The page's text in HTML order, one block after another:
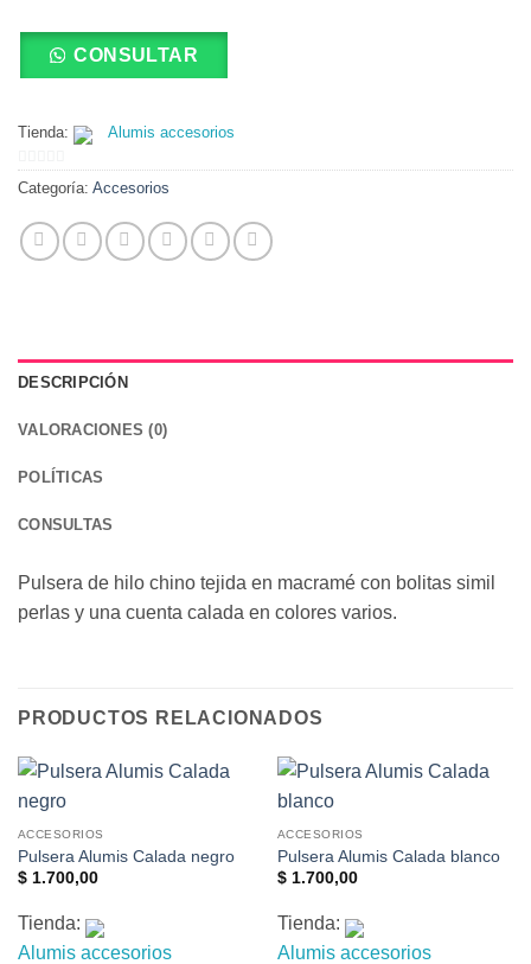
CONSULTAR
Tienda: Alumis accesorios
0
5
Categoría: Accesorios
DESCRIPCIÓN
VALORACIONES (0)
POLÍTICAS
CONSULTAS
Pulsera de hilo chino tejida en macramé con bolitas simil
perlas y una cuenta calada en colores varios.
PRODUCTOS RELACIONADOS
ACCESORIOS
Pulsera Alumis Calada negro
$1.700,00
Tienda:
Alumis accesorios
ACCESORIOS
Pulsera Alumis Calada blanco
$1.700,00
Tienda:
Alumis accesorios